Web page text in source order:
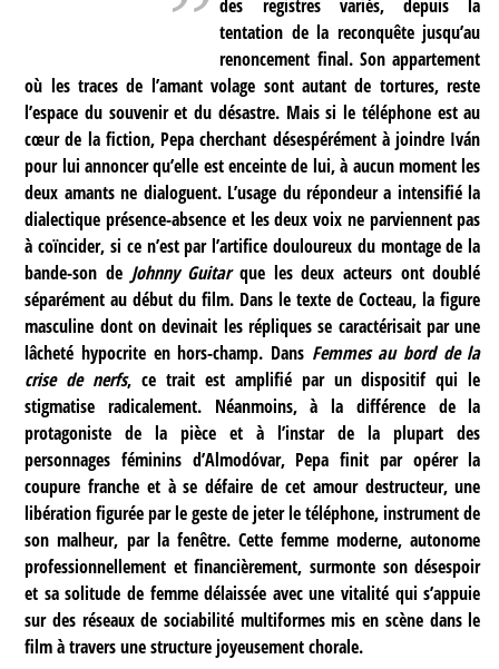
des registres variés, depuis la
tentation de la reconquête jusqu’au
renoncement final. Son appartement
où les traces de l’amant volage sont autant de tortures, reste
l’espace du souvenir et du désastre. Mais si le téléphone est au
cœur de la fiction, Pepa cherchant désespérément à joindre Iván
pour lui annoncer qu’elle est enceinte de lui, à aucun moment les
deux amants ne dialoguent. L’usage du répondeur a intensifié la
dialectique présence-absence et les deux voix ne parviennent pas
à coïncider, si ce n’est par l’artifice douloureux du montage de la
bande-son de Johnny Guitarque les deux acteurs ont doublé
séparément au début du film. Dans le texte de Cocteau, la figure
masculine dont on devinait les répliques se caractérisait par une
lâcheté hypocrite en hors-champ. Dans Femmes au bord de la
crise de nerfs, ce trait est amplifié par un dispositif qui le
stigmatise radicalement. Néanmoins, à la différence de la
protagoniste de la pièce et à l’instar de la plupart des
personnages féminins d’Almodóvar, Pepa finit par opérer la
coupure franche et à se défaire de cet amour destructeur, une
libération figurée par le geste de jeter le téléphone, instrument de
son malheur, par la fenêtre. Cette femme moderne, autonome
professionnellement et financièrement, surmonte son désespoir
et sa solitude de femme délaissée avec une vitalité qui s’appuie
sur des réseaux de sociabilité multiformes mis en scène dans le
film à travers une structure joyeusement chorale.